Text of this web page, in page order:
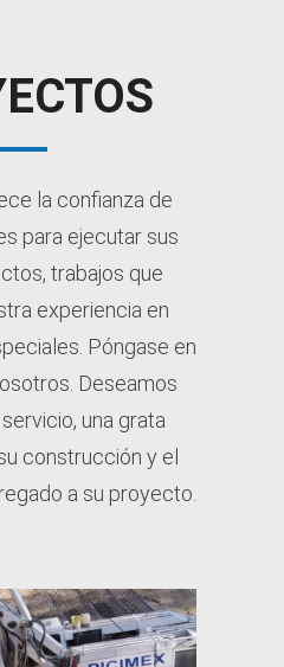
la confianza de
para ejecutar sus
trabajos que
experiencia en
Póngase en
Deseamos
una grata
construcción y el
a su proyecto.